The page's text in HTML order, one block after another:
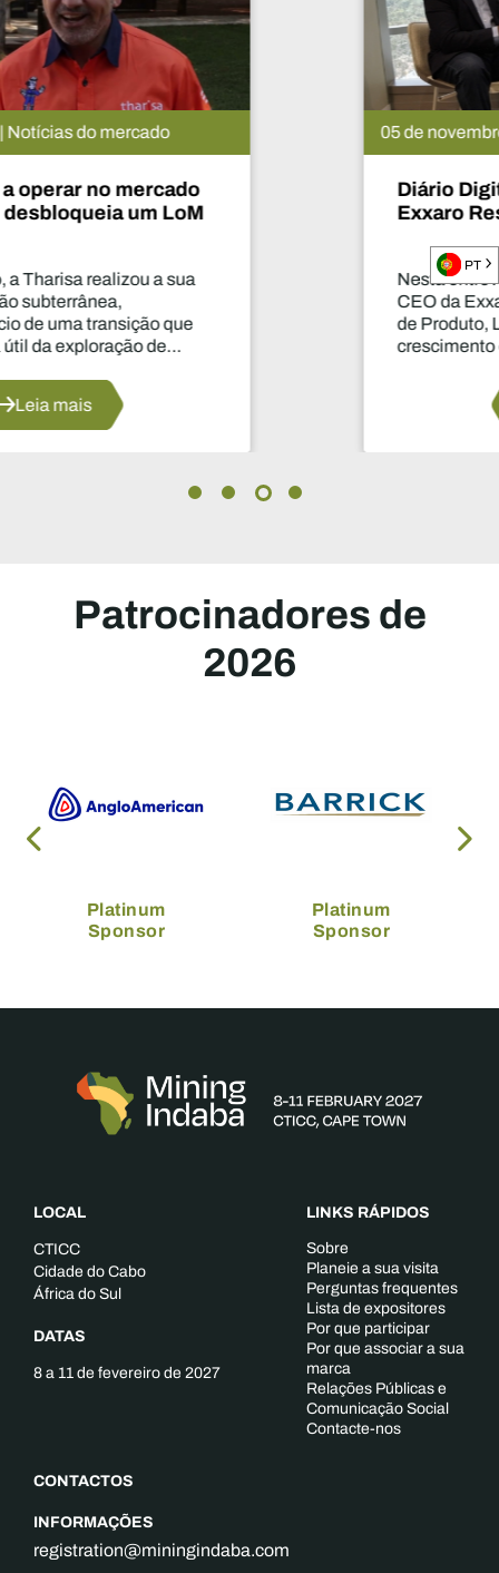
05 de novembro de 2025 | Notícias do
Diário Digital - Ben Magara, CEO da
Exxaro Resources
Nesta entrevista exclusiva com Ben
CEO da Exxaro Resources, a nossa Diretora
de Produto, Laura Nicholson, aborda o
crescimento da Exxaro e a sua
Patrocinadores de
2026
Platinum
Sponsor
Platinum
Sponsor
LOCAL
CTICC
Cidade do Cabo
África do Sul
DATAS
8 a 11 de fevereiro de 2027
CONTACTOS
INFORMAÇÕES
registration@miningindaba.com
LINKS RÁPIDOS
Sobre
Planeie a sua visita
Perguntas frequentes
Lista de expositores
Por que participar
Por que associar a sua
marca
Relações Públicas e
Comunicação Social
Contacte-nos
PT